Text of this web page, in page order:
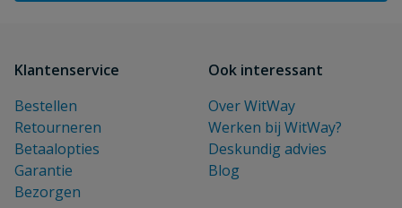
Klantenservice
Bestellen
Retourneren
Betaalopties
Garantie
Bezorgen
Ook interessant
Over WitWay
Werken bij WitWay?
Deskundig advies
Blog